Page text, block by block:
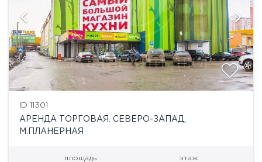
ID 11301
АРЕНДА ТОРГОВАЯ. СЕВЕРО-ЗАПАД,
М.ПЛАНЕРНАЯ
площадь этаж